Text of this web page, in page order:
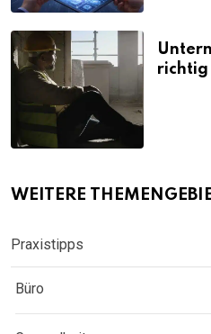
richtig
WEITERE
Praxistipps
Büro